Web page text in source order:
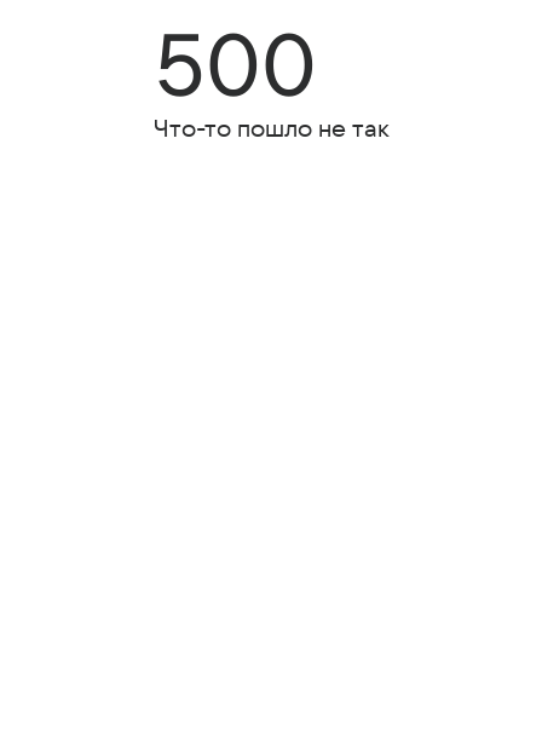
500
Что-то пошло не так